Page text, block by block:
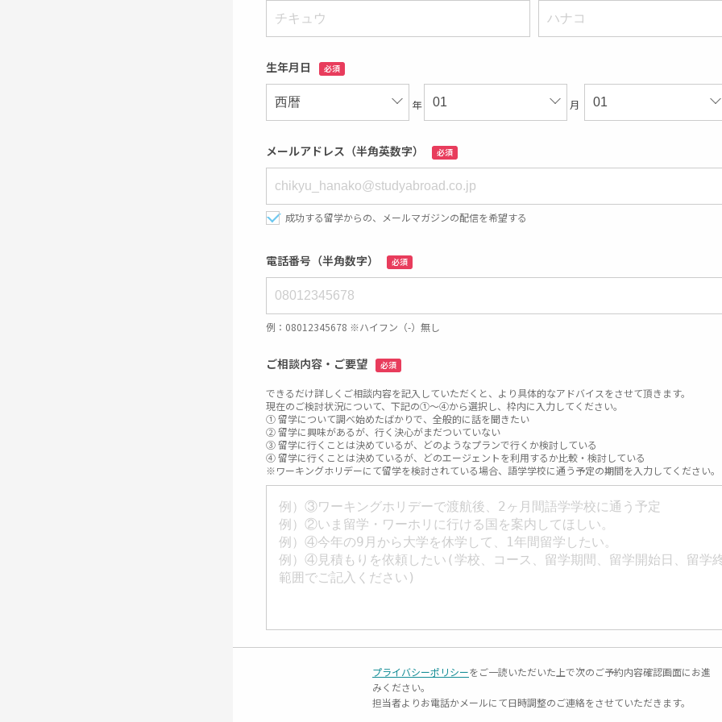
生年月日 必須
年 月
メールアドレス（半角英数字） 必須
成功する留学からの、メールマガジンの配信を希望する
電話番号（半角数字） 必須
例：08012345678 ※ハイフン（-）無し
ご相談内容・ご要望 必須
できるだけ詳しくご相談内容を記入していただくと、より具体的なアドバイスをさせて頂きます。
現在のご検討状況について、下記の①～④から選択し、枠内に入力してください。
① 留学について調べ始めたばかりで、全般的に話を聞きたい
② 留学に興味があるが、行く決心がまだついていない
③ 留学に行くことは決めているが、どのようなプランで行くか検討している
④ 留学に行くことは決めているが、どのエージェントを利用するか比較・検討している
※ワーキングホリデーにて留学を検討されている場合、語学学校に通う予定の期間を入力してください。
プライバシーポリシーをご一読いただいた上で次のご予約内容確認画面にお進
みください。
担当者よりお電話かメールにて日時調整のご連絡をさせていただきます。